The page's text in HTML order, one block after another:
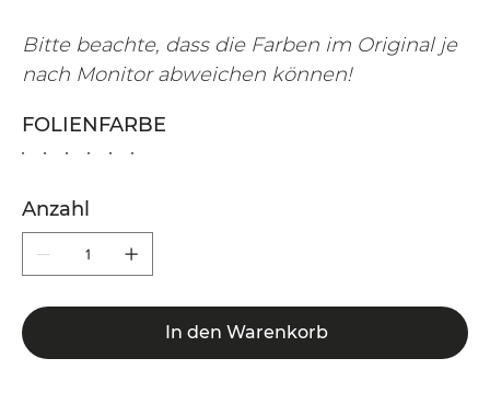
Bitte beachte, dass die Farben im Original je
nach Monitor abweichen können!
FOLIENFARBE
Anzahl
In den Warenkorb